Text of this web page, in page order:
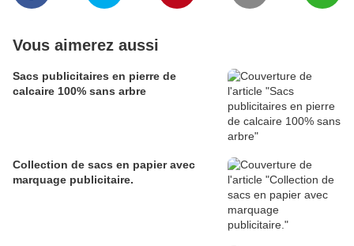
Vous aimerez aussi
Sacs publicitaires en pierre de
calcaire 100% sans arbre
Collection de sacs en papier avec
marquage publicitaire.